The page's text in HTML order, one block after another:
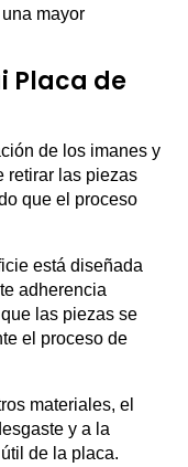
mayor
Placa de
de los imanes y
retirar las piezas
que el proceso
está diseñada
adherencia
las piezas se
el proceso de
materiales, el
y a la
de la placa.